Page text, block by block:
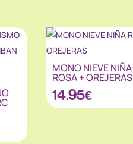
MONO NIEVE NIÑA
ROSA + OREJERAS
14.95€